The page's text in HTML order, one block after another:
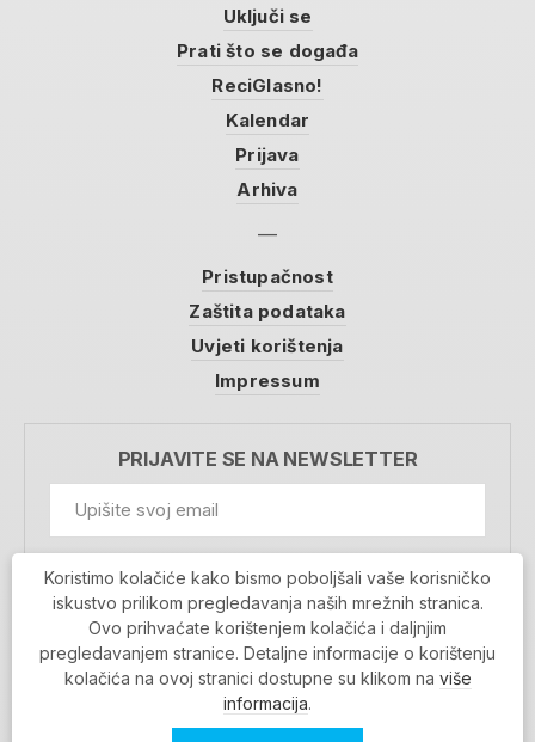
Uključi se
Prati što se događa
ReciGlasno!
Kalendar
Prijava
Arhiva
Pristupačnost
Zaštita podataka
Uvjeti korištenja
Impressum
PRIJAVITE SE NA NEWSLETTER
Prihvaćam da se moji podaci spremaju u bazu
podataka i koriste u svrhu slanja MojaRijeka
newslettera
MOJARIJEKA NEWSLETTER
PRIJAVI SE
Koristimo kolačiće kako bismo poboljšali vaše korisničko
iskustvo prilikom pregledavanja naših mrežnih stranica.
Ovo prihvaćate korištenjem kolačića i daljnjim
pregledavanjem stranice. Detaljne informacije o korištenju
kolačića na ovoj stranici dostupne su klikom na više
informacija.